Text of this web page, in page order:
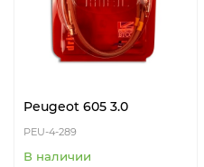
Peugeot 605 3.0
PEU-4-289
В наличии